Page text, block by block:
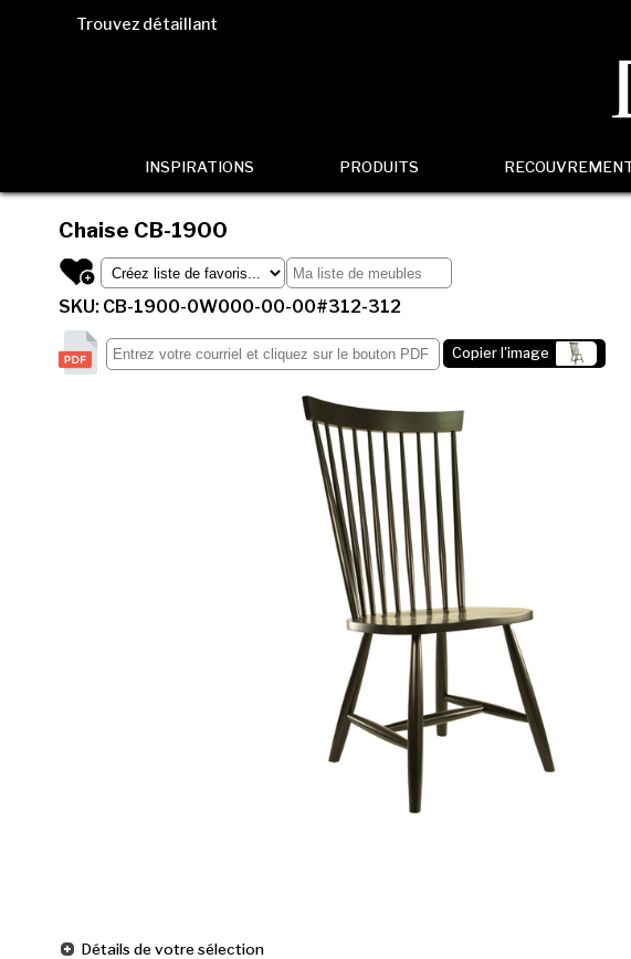
Trouvez détaillant
INSPIRATIONS PRODUITS
Chaise CB-1900
SKU: CB-1900-0W000-00-00#312-312
Copier l'image
Détails de votre sélection